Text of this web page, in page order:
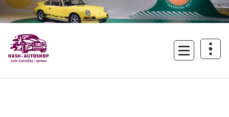
Skoči
na
sadržaj